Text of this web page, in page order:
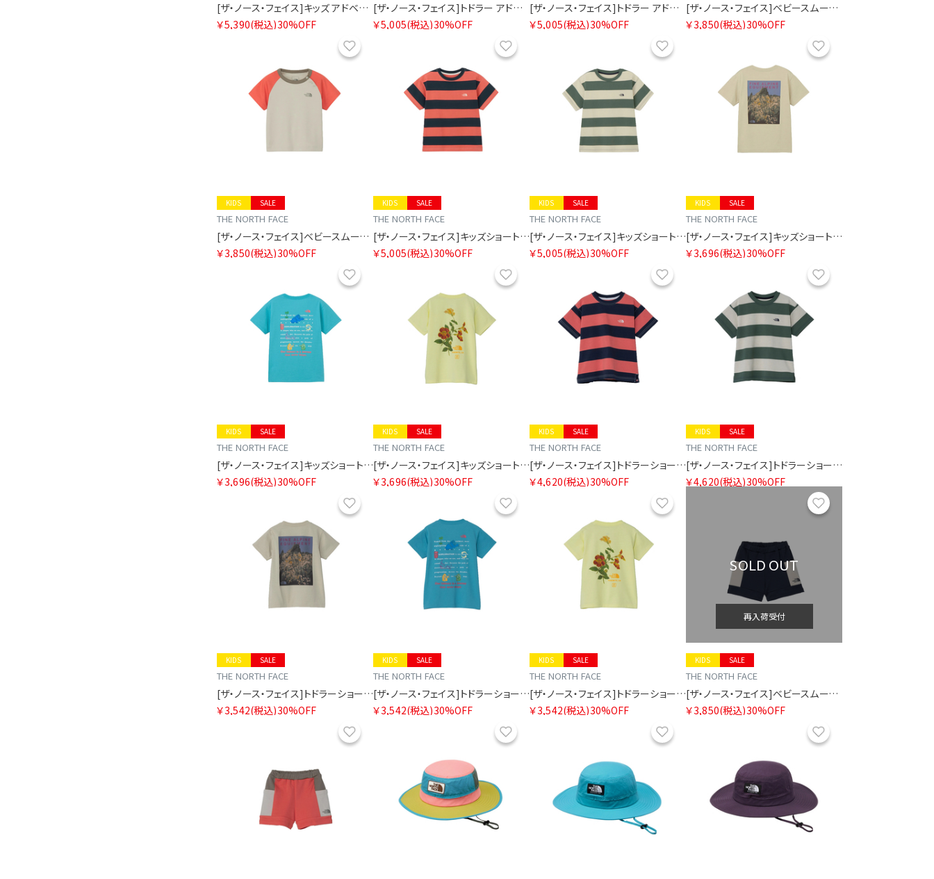
[ザ・ノース・フェイス]キッズ アドベンチャーティー
￥5,390(税込)30%OFF
[ザ・ノース・フェイス]トドラー アドベンチャーティー
￥5,005(税込)30%OFF
[ザ・ノース・フェイス]トドラー アドベンチャーティー
￥5,005(税込)30%OFF
[ザ・ノース・フェイス]ベビースムースグローティー
￥3,850(税込)30%OFF
SALE
KIDS
THE NORTH FACE
[ザ・ノース・フェイス]ベビースムースグローティー
￥3,850(税込)30%OFF
SALE
KIDS
THE NORTH FACE
[ザ・ノース・フェイス]キッズショートスリーブブライトステディティー
￥5,005(税込)30%OFF
SALE
KIDS
THE NORTH FACE
[ザ・ノース・フェイス]キッズショートスリーブブライトステディティー
￥5,005(税込)30%OFF
SALE
KIDS
THE NORTH FACE
[ザ・ノース・フェイス]キッズショートスリーブフィールドグラフィックティー
￥3,696(税込)30%OFF
SALE
KIDS
THE NORTH FACE
[ザ・ノース・フェイス]キッズショートスリーブフィールドグラフィックティー
￥3,696(税込)30%OFF
SALE
KIDS
THE NORTH FACE
[ザ・ノース・フェイス]キッズショートスリーブフィールドグラフィックティー
￥3,696(税込)30%OFF
SALE
KIDS
THE NORTH FACE
[ザ・ノース・フェイス]トドラーショートスリーブブライトステディティー
￥4,620(税込)30%OFF
SALE
KIDS
THE NORTH FACE
[ザ・ノース・フェイス]トドラーショートスリーブブライトステディティー
￥4,620(税込)30%OFF
SALE
KIDS
THE NORTH FACE
[ザ・ノース・フェイス]トドラーショートスリーブフィールドグラフィックティー
￥3,542(税込)30%OFF
SALE
KIDS
THE NORTH FACE
[ザ・ノース・フェイス]トドラーショートスリーブフィールドグラフィックティー
￥3,542(税込)30%OFF
SALE
KIDS
THE NORTH FACE
[ザ・ノース・フェイス]トドラーショートスリーブフィールドグラフィックティー
￥3,542(税込)30%OFF
SOLD OUT
再入荷受付
SALE
KIDS
THE NORTH FACE
[ザ・ノース・フェイス]ベビースムースグローショート
￥3,850(税込)30%OFF